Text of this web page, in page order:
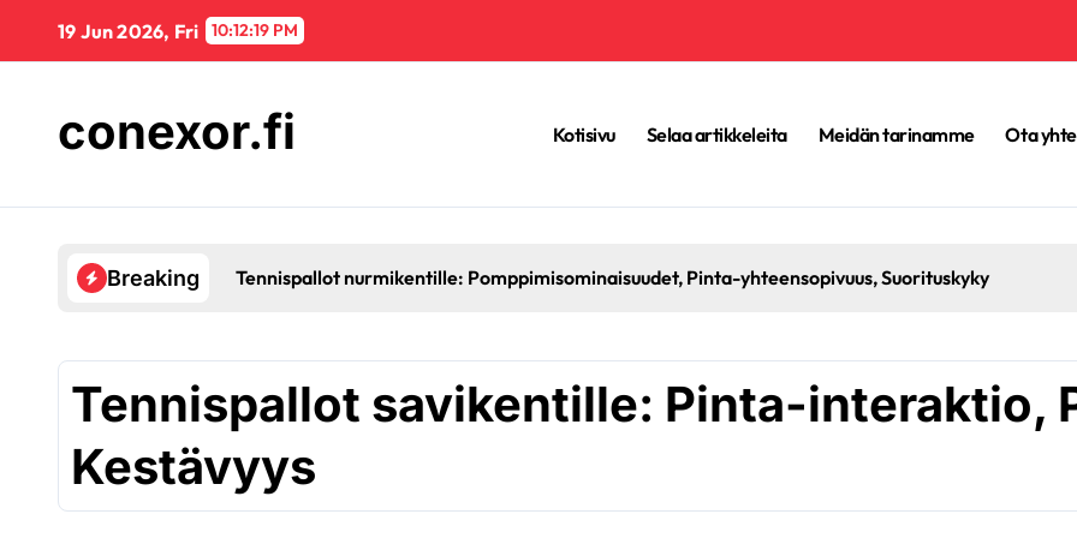
content
19 Jun 2026, Fri 10:12:19 PM
conexor.fi Kotisivu Selaa artikkeleita Meidän tarinamme Ota
Breaking Tennispallot nurmikentille: Pomppimisominaisuudet, Pinta-yhteensopivuus, Suorituskyky
Tennispallot savikentille: Pinta-interaktio,
Kestävyys